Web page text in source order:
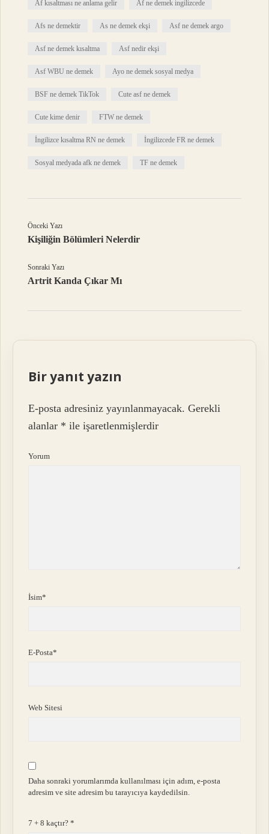
Af kısaltması ne anlama gelir Af ne demek ingilizcede
Afs ne demektir As ne demek ekşi Asf ne demek argo
Asf ne demek kısaltma Asf nedir ekşi
Asf WBU ne demek Ayo ne demek sosyal medya
BSF ne demek TikTok Cute asf ne demek
Cute kime denir FTW ne demek
İngilizce kısaltma RN ne demek İngilizcede FR ne demek
Sosyal medyada afk ne demek TF ne demek
Önceki Yazı
Kişiliğin Bölümleri Nelerdir
Sonraki Yazı
Artrit Kanda Çıkar Mı
Bir yanıt yazın
E-posta adresiniz yayınlanmayacak. Gerekli
alanlar * ile işaretlenmişlerdir
Yorum
İsim*
E-Posta*
Web Sitesi
Daha sonraki yorumlarımda kullanılması için adım, e-posta
adresim ve site adresim bu tarayıcıya kaydedilsin.
7 + 8 kaçtır?*